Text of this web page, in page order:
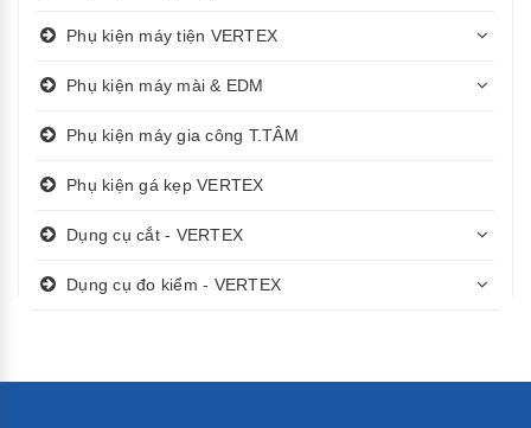
Phụ kiện máy tiện VERTEX
Phụ kiện máy mài & EDM
Phụ kiện máy gia công T.TÂM
Phụ kiện gá kẹp VERTEX
Dụng cụ cắt - VERTEX
Dụng cụ đo kiểm - VERTEX